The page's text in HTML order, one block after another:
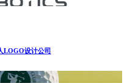
LOGO设计公司